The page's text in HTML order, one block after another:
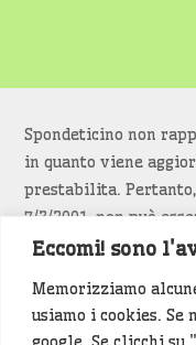
Eccomi! sono
Memorizziamo
usiamo i cookies. Se
Spondeticino non
in quanto viene
prestabilita.
7/3/2001, non può
editoriale.
Siamo attenti a non
d’immagine. Se un